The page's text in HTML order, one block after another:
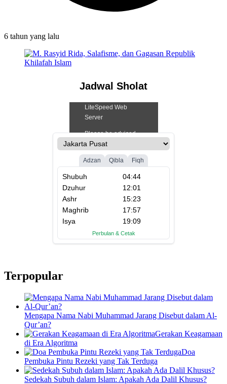
6 tahun yang lalu
Jadwal Sholat
Terpopular
Mengapa Nama Nabi Muhammad Jarang Disebut dalam Al-
Qur’an?
Gerakan Keagamaan
di Era Algoritma
Doa
Pembuka Pintu Rezeki yang Tak Terduga
Sedekah Subuh dalam Islam: Apakah Ada Dalil Khusus?